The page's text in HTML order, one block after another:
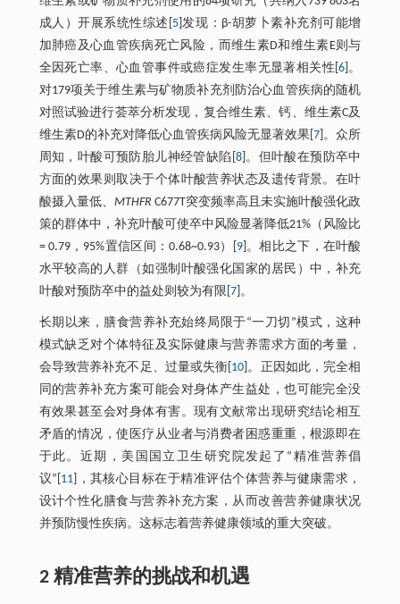
成人）开展系统性综述[ 5]发现：β-胡萝卜素补充剂可能增
加肺癌及心血管疾病死亡风险，而维生素D和维生素E则与
全因死亡率、心血管事件或癌症发生率无显著相关性[ 6]。
对179项关于维生素与矿物质补充剂防治心血管疾病的随机
对照试验进行荟萃分析发现，复合维生素、钙、维生素C及
维生素D的补充对降低心血管疾病风险无显著效果[7 ]。众所
周知，叶酸可预防胎儿神经管缺陷[ 8]。但叶酸在预防卒中
方面的效果则取决于个体叶酸营养状态及遗传背景。在叶
酸摄入量低、 MTHFR C677T突变频率高且未实施叶酸强化政
策的群体中，补充叶酸可使卒中风险显著降低21%（风险比
= 0.79，95%置信区间：0.68~0.93）[ 9]。相比之下，在叶酸
水平较高的人群（如强制叶酸强化国家的居民）中，补充
叶酸对预防卒中的益处则较为有限[ 7]。
长期以来，膳食营养补充始终局限于“一刀切”模式，这种
模式缺乏对个体特征及实际健康与营养需求方面的考量，
会导致营养补充不足、过量或失衡[ 10 ]。正因如此，完全相
同的营养补充方案可能会对身体产生益处，也可能完全没
有效果甚至会对身体有害。现有文献常出现研究结论相互
矛盾的情况，使医疗从业者与消费者困惑重重，根源即在
于此。近期，美国国立卫生研究院发起了“精准营养倡
议”[ 11 ]，其核心目标在于精准评估个体营养与健康需求，
设计个性化膳食与营养补充方案，从而改善营养健康状况
并预防慢性疾病。这标志着营养健康领域的重大突破。
2 精准营养的挑战和机遇